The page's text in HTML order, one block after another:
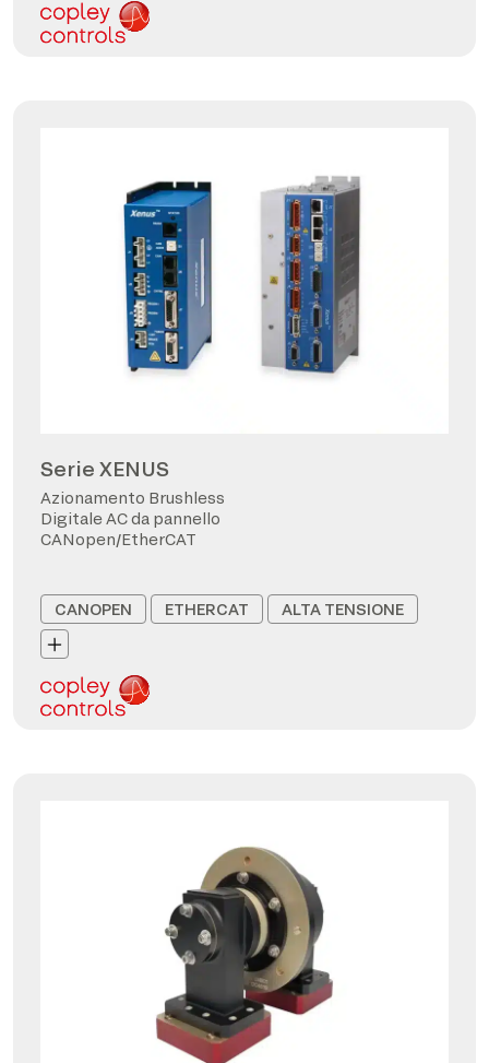
Serie XENUS
Azionamento Brushless
Digitale AC da pannello
CANopen/EtherCAT
CANOPEN ETHERCAT ALTA TENSIONE